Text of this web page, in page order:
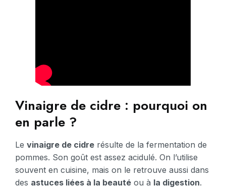
Vinaigre de cidre : pourquoi on
en parle ?
Le vinaigre de cidre résulte de la fermentation de
pommes. Son goût est assez acidulé. On l’utilise
souvent en cuisine, mais on le retrouve aussi dans
des astuces liées à la beauté ou à la digestion.